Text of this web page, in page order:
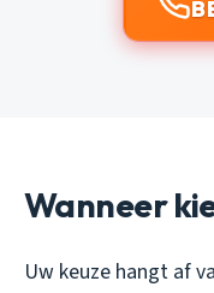
Wanneer
Uw keuze hangt af